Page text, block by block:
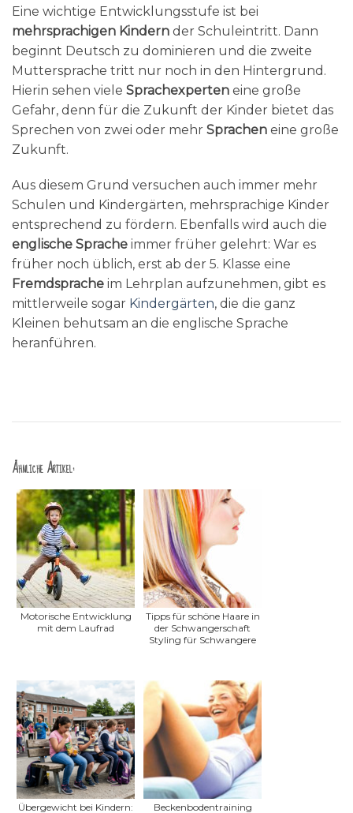
Eine wichtige Entwicklungsstufe ist bei
mehrsprachigen Kindern der Schuleintritt. Dann
beginnt Deutsch zu dominieren und die zweite
Muttersprache tritt nur noch in den Hintergrund.
Hierin sehen viele Sprachexperten eine große
Gefahr, denn für die Zukunft der Kinder bietet das
Sprechen von zwei oder mehr Sprachen eine große
Zukunft.
Aus diesem Grund versuchen auch immer mehr
Schulen und Kindergärten, mehrsprachige Kinder
entsprechend zu fördern. Ebenfalls wird auch die
englische Sprache immer früher gelehrt: War es
früher noch üblich, erst ab der 5. Klasse eine
Fremdsprache im Lehrplan aufzunehmen, gibt es
mittlerweile sogar Kindergärten, die die ganz
Kleinen behutsam an die englische Sprache
heranführen.
Ähnliche Artikel:
Motorische Entwicklung
mit dem Laufrad
Tipps für schöne Haare in
der Schwangerschaft
Styling für Schwangere
Übergewicht bei Kindern: Beckenbodentraining